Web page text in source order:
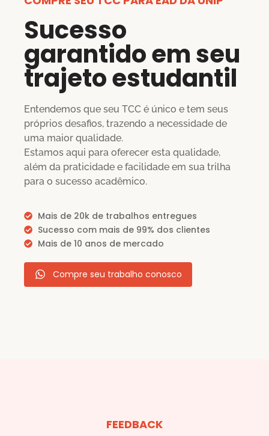
Sucesso
garantido em seu
trajeto estudantil
Entendemos que seu TCC é único e tem seus
próprios desafios, trazendo a necessidade de
uma maior qualidade.
Estamos aqui para oferecer esta qualidade,
além da praticidade e facilidade em sua trilha
para o sucesso acadêmico.
Mais de 20k de trabalhos entregues
Sucesso com mais de 99% dos clientes
Mais de 10 anos de mercado
Compre seu trabalho conosco
FEEDBACK